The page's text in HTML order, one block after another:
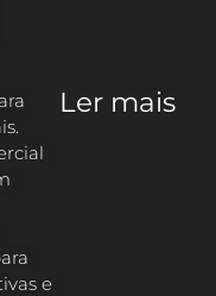
e
Ler mais